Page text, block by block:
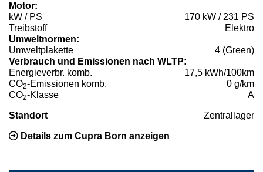
Motor:
kW / PS
170 kW / 231 PS
Treibstoff
Elektro
Umweltnormen:
Umweltplakette
4 (Green)
Verbrauch und Emissionen nach WLTP:
Energieverbr. komb.
17,5 kWh/100km
CO2-Emissionen komb.
0 g/km
CO2-Klasse A
Standort Zentrallager
Details zum Cupra Born anzeigen